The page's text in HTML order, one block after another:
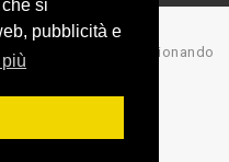
si
pubblicità e
Copyright 2017 Campionando